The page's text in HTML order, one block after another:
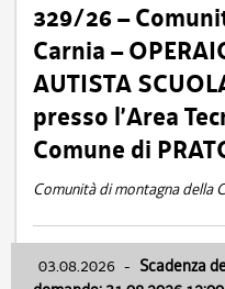
329/26 –
Carnia –
AUTISTA
presso l’Area
Comune di
Comunità di montagna della
03.08.2026 - Scadenza